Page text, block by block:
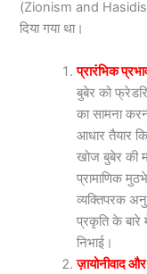
(Zionism and
दिया गया था।
प्रारंभिक
बुबेर को
का सामना
आधार तैयार
खोज बुबेर की
प्रामाणिक
व्यक्तिपरक
प्रकृति के
निभाई।
ज़ायोनीवाद